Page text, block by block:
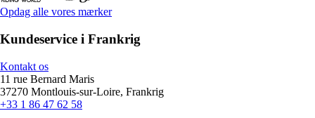
Opdag alle vores mærker
Kundeservice i Frankrig
Kontakt os
11 rue Bernard Maris
37270 Montlouis-sur-Loire, Frankrig
+33 1 86 47 62 58